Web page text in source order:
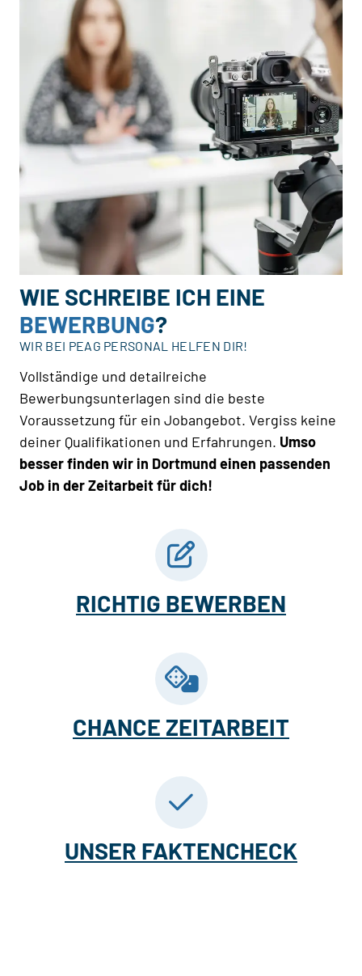
WIE SCHREIBE ICH EINE
BEWERBUNG?
WIR BEI PEAG PERSONAL HELFEN DIR!
Vollständige und detailreiche
Bewerbungsunterlagen sind die beste
Voraussetzung für ein Jobangebot. Vergiss keine
deiner Qualifikationen und Erfahrungen. Umso
besser finden wir in Dortmund einen passenden
Job in der Zeitarbeit für dich!
RICHTIG BEWERBEN
CHANCE ZEITARBEIT
UNSER FAKTENCHECK